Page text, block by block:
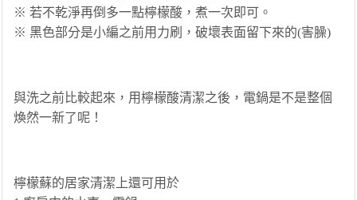
※ 若不乾淨再倒多一點檸檬酸，煮一次即可。
※ 黑色部分是小編之前用力刷，破壞表面留下來的(害臊)
與洗之前比較起來，用檸檬酸清潔之後，電鍋是不是整個
煥然一新了呢！
檸檬蘇的居家清潔上還可用於